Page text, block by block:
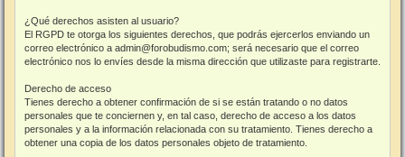
¿Qué derechos asisten al usuario?
El RGPD te otorga los siguientes derechos, que podrás ejercerlos enviando un
correo electrónico a admin@forobudismo.com; será necesario que el correo
electrónico nos lo envíes desde la misma dirección que utilizaste para registrarte.
Derecho de acceso
Tienes derecho a obtener confirmación de si se están tratando o no datos
personales que te conciernen y, en tal caso, derecho de acceso a los datos
personales y a la información relacionada con su tratamiento. Tienes derecho a
obtener una copia de los datos personales objeto de tratamiento.